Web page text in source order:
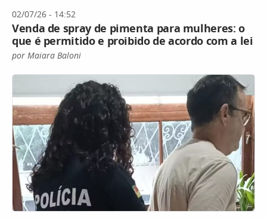
02/07/26 - 14:52
Venda de spray de pimenta para mulheres: o
que é permitido e proibido de acordo com a lei
por Maiara Baloni